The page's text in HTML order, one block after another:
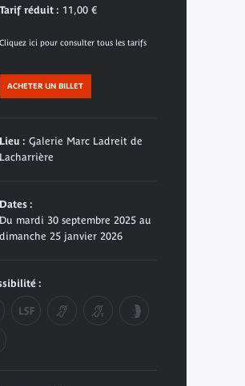
Tarif réduit : 11,00 €
Cliquez ici pour consulter tous les tarifs
ACHETER UN BILLET
Lieu : Galerie Marc Ladreit de
Lacharrière
Dates :
Du mardi 30 septembre 2025 au
dimanche 25 janvier 2026
: